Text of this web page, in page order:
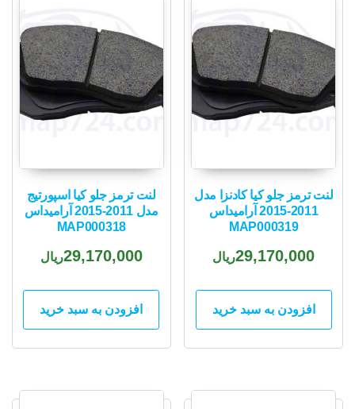
لنت ترمز جلو کیا کادنزا مدل
2011-2015 آرامیداس
MAP000319
29,170,000ریال
افزودن به سبد خرید
لنت ترمز جلو کیا اسپورتیج
مدل 2011-2015 آرامیداس
MAP000318
29,170,000ریال
افزودن به سبد خرید